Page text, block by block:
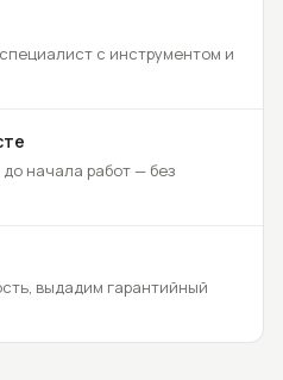
с инструментом и
начала работ — без
выдадим гарантийный